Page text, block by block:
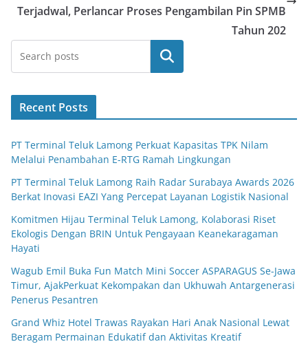
Terjadwal, Perlancar Proses Pengambilan Pin SPMB
Tahun 202
Search
Recent Posts
PT Terminal Teluk Lamong Perkuat Kapasitas TPK Nilam
Melalui Penambahan E-RTG Ramah Lingkungan
PT Terminal Teluk Lamong Raih Radar Surabaya Awards 2026
Berkat Inovasi EAZI Yang Percepat Layanan Logistik Nasional
Komitmen Hijau Terminal Teluk Lamong, Kolaborasi Riset
Ekologis Dengan BRIN Untuk Pengayaan Keanekaragaman
Hayati
Wagub Emil Buka Fun Match Mini Soccer ASPARAGUS Se-Jawa
Timur, AjakPerkuat Kekompakan dan Ukhuwah Antargenerasi
Penerus Pesantren
Grand Whiz Hotel Trawas Rayakan Hari Anak Nasional Lewat
Beragam Permainan Edukatif dan Aktivitas Kreatif